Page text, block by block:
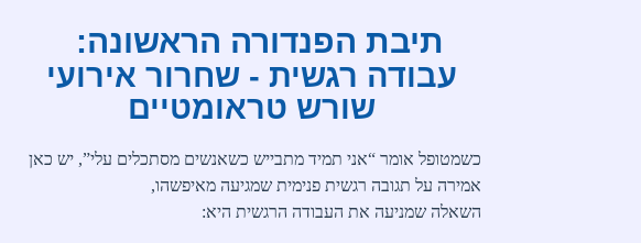
תיבת הפנדורה הראשונה:
עבודה רגשית - שחרור אירועי
שורש טראומטיים
כשמטופל אומר “אני תמיד מתבייש כשאנשים מסתכלים עלי”, יש כאן
אמירה על תגובה רגשית פנימית שמגיעה מאיפשהו,
השאלה שמניעה את העבודה הרגשית היא: